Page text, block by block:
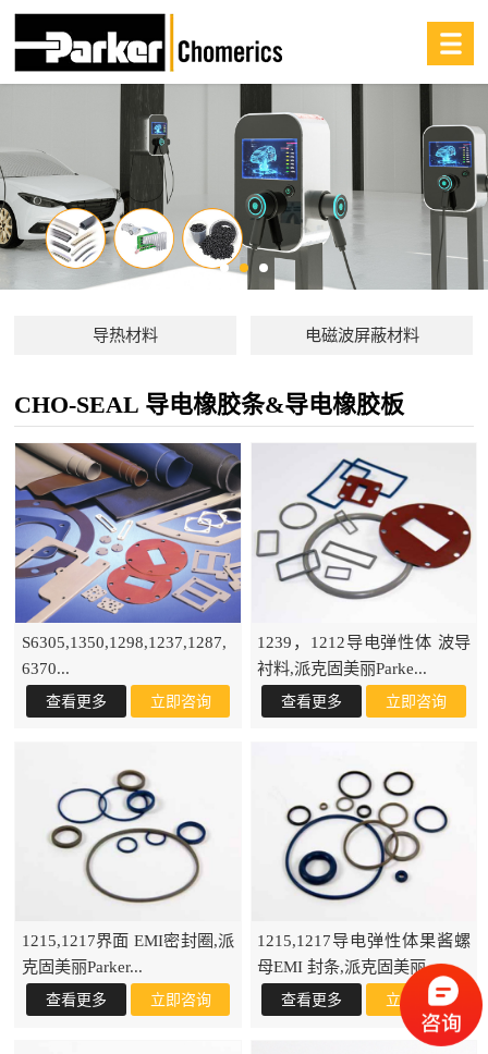
导热材料 电磁波屏蔽材料
CHO-SEAL 导电橡胶条&导电橡胶板
S6305,1350,1298,1237,1287,
6370...
1239，1212导电弹性体 波导
衬料,派克固美丽Parke...
1215,1217界面 EMI密封圈,派
克固美丽Parker...
1215,1217导电弹性体果酱螺
母EMI 封条,派克固美丽...